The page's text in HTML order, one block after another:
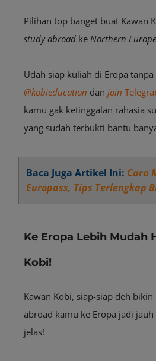
Pilihan top banget buat Kawan
study abroad ke Northern Europe
Udah siap kuliah di Eropa tanpa
@kobieducation dan join
kamu gak ketinggalan rahasia
yang sudah terbukti bantu
Baca Juga Artikel Ini: Cara
Europass, Tips Terlengkap
Ke Eropa Lebih Mudah
Kobi!
Kawan Kobi, siap-siap deh
abroad kamu ke Eropa jadi
jelas!